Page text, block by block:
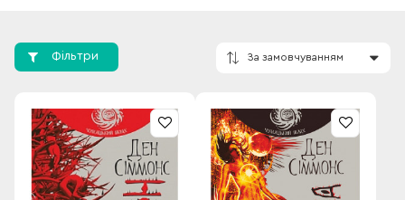
Фільтри
За